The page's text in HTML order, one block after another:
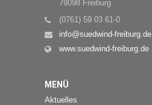
79098 Freiburg
(0761) 59 03 61-0
info@suedwind-freiburg.de
www.suedwind-freiburg.de
MENÜ
Aktuelles